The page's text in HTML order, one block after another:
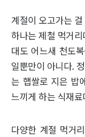
계절이 오고가는
하나는 제철 먹거
대도 어느새 천도
일뿐만이 아니다.
는 햅쌀로 지은 밥
느끼게 하는 식재료
다양한 계절 먹거